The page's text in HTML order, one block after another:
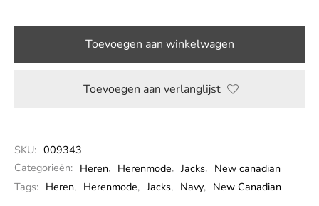
Toevoegen aan winkelwagen
Toevoegen aan verlanglijst
SKU: 009343
Categorieën: Heren, Herenmode, Jacks, New canadian
Tags: Heren, Herenmode, Jacks, Navy, New Canadian